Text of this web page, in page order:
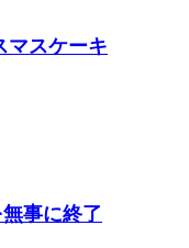
マスケーキ
事に終了